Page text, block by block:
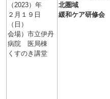
（2023）年
２月１９日
（日）
会場）市立伊丹
病院 医局棟
くすのき講堂
北圏域
緩和ケア研修会